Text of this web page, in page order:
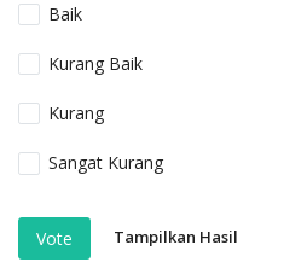
Baik
Kurang Baik
Kurang
Sangat Kurang
Vote Tampilkan Hasil